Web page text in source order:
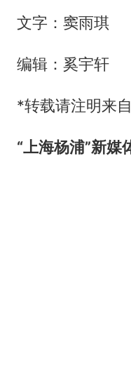
文字：窦雨琪
编辑：奚宇轩
*转载请注明来
“上海杨浦”新媒